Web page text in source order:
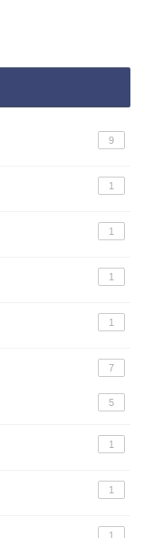
9
1
1
1
1
7
5
1
1
1